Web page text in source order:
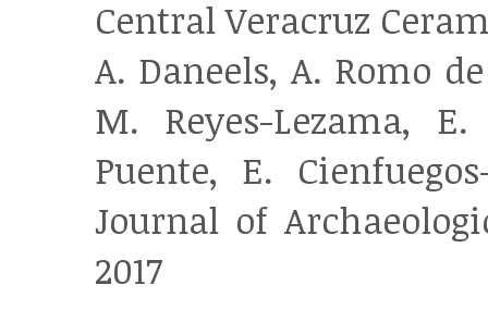
Central Veracruz
A. Daneels, A. Romo
M. Reyes-Lezama,
Puente, E.
Journal of
2017